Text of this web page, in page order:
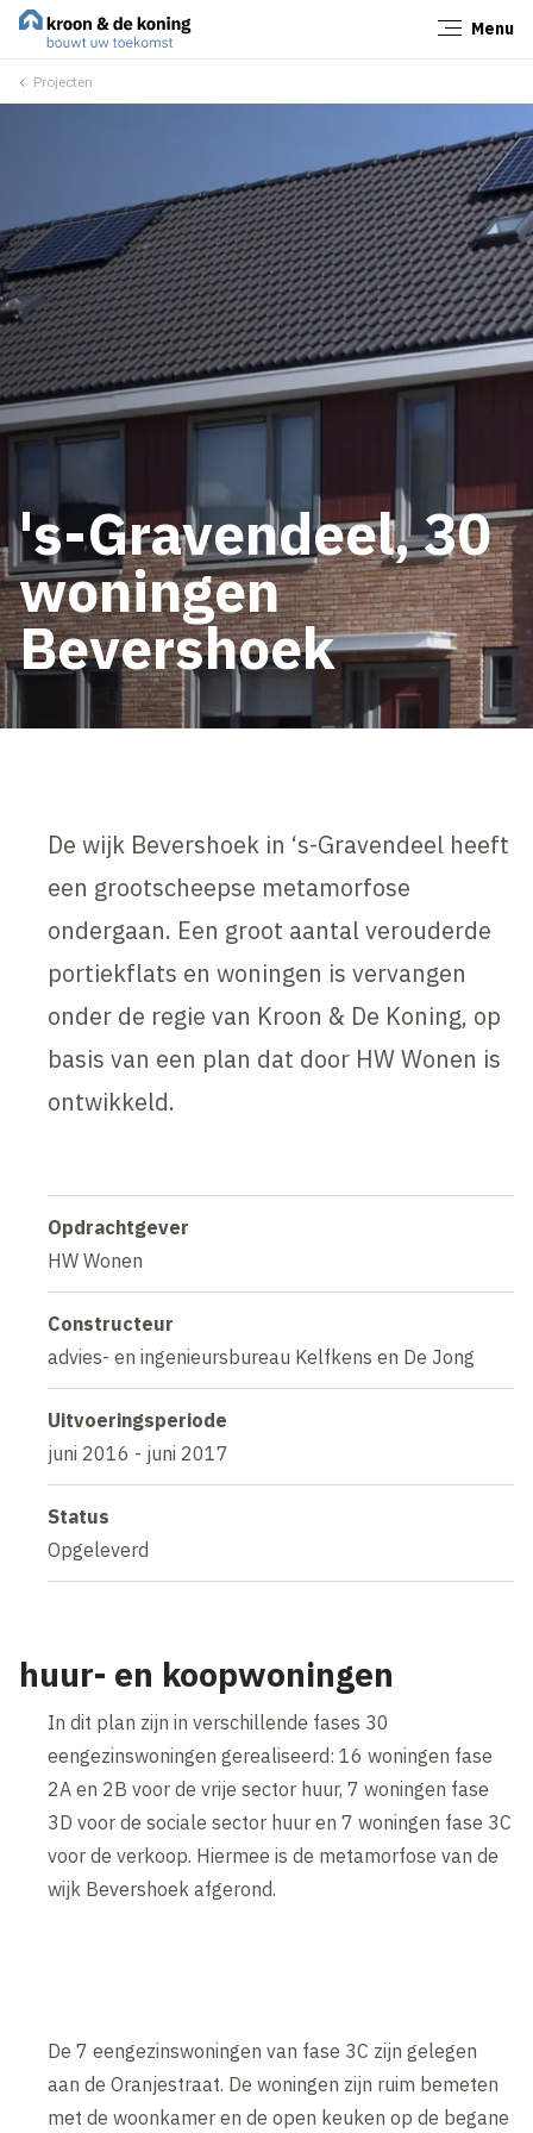
Menu
Projecten
's-Gravendeel, 30
woningen
Bevershoek
De wijk Bevershoek in ‘s-Gravendeel heeft
een grootscheepse metamorfose
ondergaan. Een groot aantal verouderde
portiekflats en woningen is vervangen
onder de regie van Kroon & De Koning, op
basis van een plan dat door HW Wonen is
ontwikkeld.
Opdrachtgever
HW Wonen
Constructeur
advies- en ingenieursbureau Kelfkens en De Jong
Uitvoeringsperiode
juni 2016 - juni 2017
Status
Opgeleverd
huur- en koopwoningen
In dit plan zijn in verschillende fases 30
eengezinswoningen gerealiseerd: 16 woningen fase
2A en 2B voor de vrije sector huur, 7 woningen fase
3D voor de sociale sector huur en 7 woningen fase 3C
voor de verkoop. Hiermee is de metamorfose van de
wijk Bevershoek afgerond.
De 7 eengezinswoningen van fase 3C zijn gelegen
aan de Oranjestraat. De woningen zijn ruim bemeten
met de woonkamer en de open keuken op de begane
Sluiten